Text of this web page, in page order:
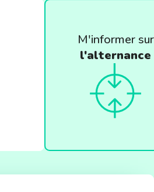
M'informer sur
l'alternance